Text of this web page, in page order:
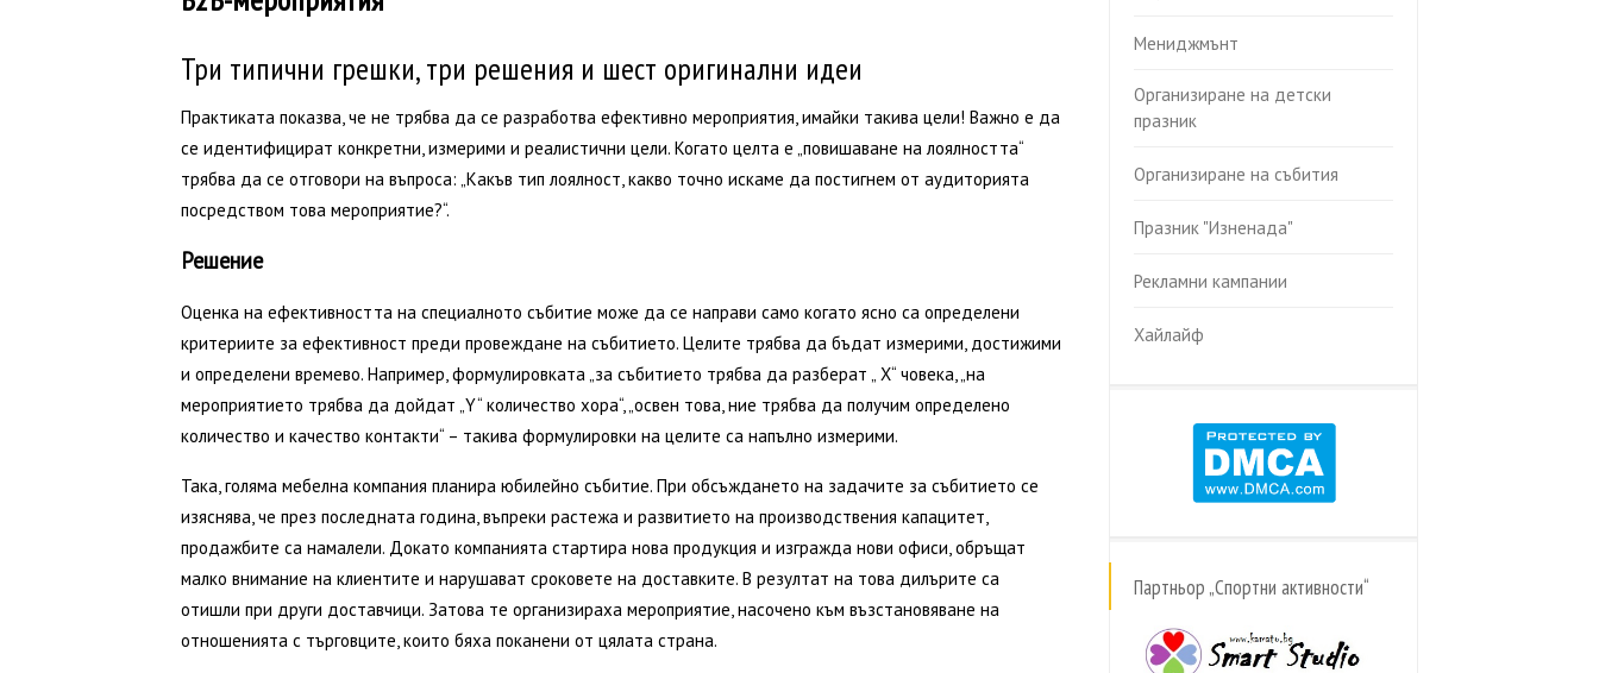
Три типични грешки, три решения и шест оригинални идеи
Практиката показва, че не трябва да се разработва ефективно мероприятия, имайки такива цели! Важно е да
се идентифицират конкретни, измерими и реалистични цели. Когато целта е „повишаване на лоялността“
трябва да се отговори на въпроса: „Какъв тип лоялност, какво точно искаме да постигнем от аудиторията
посредством това мероприятие?“.
Решение
Оценка на ефективността на специалното събитие може да се направи само когато ясно са определени
критериите за ефективност преди провеждане на събитието. Целите трябва да бъдат измерими, достижими
и определени времево. Например, формулировката „за събитието трябва да разберат „ X“ човека, „на
мероприятието трябва да дойдат „Y“ количество хора“, „освен това, ние трябва да получим определено
количество и качество контакти“ – такива формулировки на целите са напълно измерими.
Така, голяма мебелна компания планира юбилейно събитие. При обсъждането на задачите за събитието се
изяснява, че през последната година, въпреки растежа и развитието на производствения капацитет,
продажбите са намалели. Докато компанията стартира нова продукция и изгражда нови офиси, обръщат
малко внимание на клиентите и нарушават сроковете на доставките. В резултат на това дилърите са
отишли при други доставчици. Затова те организираха мероприятие, насочено към възстановяване на
отношенията с търговците, които бяха поканени от цялата страна.
Мениджмънт
Организиране на детски
празник
Организиране на събития
Празник "Изненада"
Рекламни кампании
Хайлайф
Партньор „Спортни активности“